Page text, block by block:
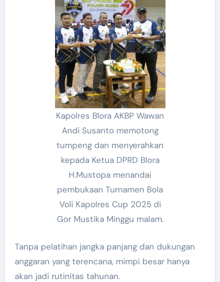
Kapolres Blora AKBP Wawan
Andi Susanto memotong
tumpeng dan menyerahkan
kepada Ketua DPRD Blora
H.Mustopa menandai
pembukaan Turnamen Bola
Voli Kapolres Cup 2025 di
Gor Mustika Minggu malam.
Tanpa pelatihan jangka panjang dan dukungan
anggaran yang terencana, mimpi besar hanya
akan jadi rutinitas tahunan.